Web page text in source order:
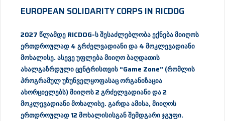
EUROPEAN SOLIDARITY CORPS IN RICDOG
2027 წლამდე RICDOG-ს შესაძლებლობა ექნება მიიღოს
ერთდროულად 4 გრძელვადიანი და 4 მოკლევადიანი
მოხალისე. ასევე უფლება მიიღო ბაღდათის
ახალგაზრდული ცენტრისთვის “Game Zone” (რომლის
პროგრამულ უზუნველყოფასაც ორგანიზაცია
ახორციელებს) მიიღოს 2 გრძელვადიანი და 2
მოკლევადიანი მოხალისე.გარდა ამისა, მიიღოს
ერთდროულად 12 მოხალისისგან შემდგარი ჯგუფი.